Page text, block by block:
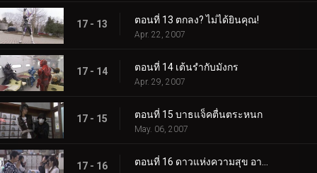
17 - 13 ตอนที่ 13 ตกลง? ไม่ได้ยินคุณ!
Apr. 22, 2007
17 - 14 ตอนที่ 14 เต้นรำกับมังกร
Apr. 29, 2007
17 - 15 ตอนที่ 15 บาธแจ็คตื่นตระหนก
May. 06, 2007
17 - 16